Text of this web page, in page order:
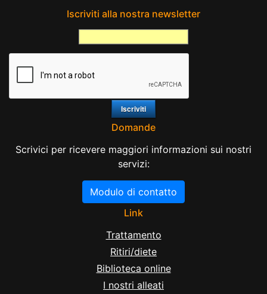
Iscriviti alla nostra newsletter
Domande
Scrivici per ricevere maggiori informazioni sui nostri
servizi:
Modulo di contatto
Link
Trattamento
Ritiri/diete
Biblioteca online
I nostri alleati